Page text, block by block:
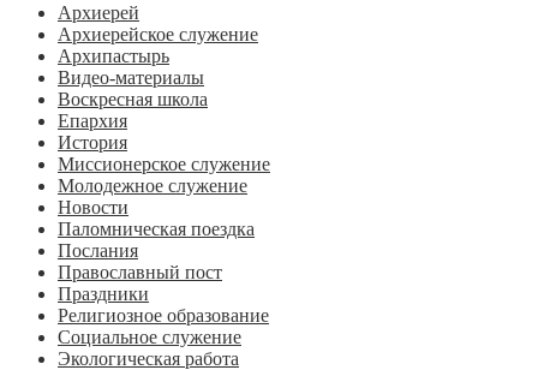
Архиерей
Архиерейское служение
Архипастырь
Видео-материалы
Воскресная школа
Епархия
История
Миссионерское служение
Молодежное служение
Новости
Паломническая поездка
Послания
Православный пост
Праздники
Религиозное образование
Социальное служение
Экологическая работа